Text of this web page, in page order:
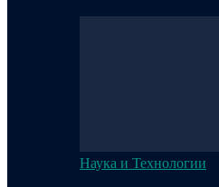
Наука и Технологии